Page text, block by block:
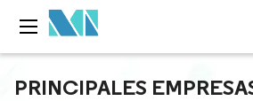
PRINCIPALES